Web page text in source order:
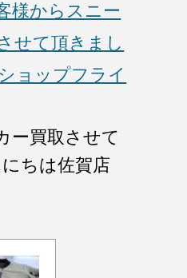
様からスニー
せて頂きまし
ョップフライ
ー買取させて
ちは佐賀店